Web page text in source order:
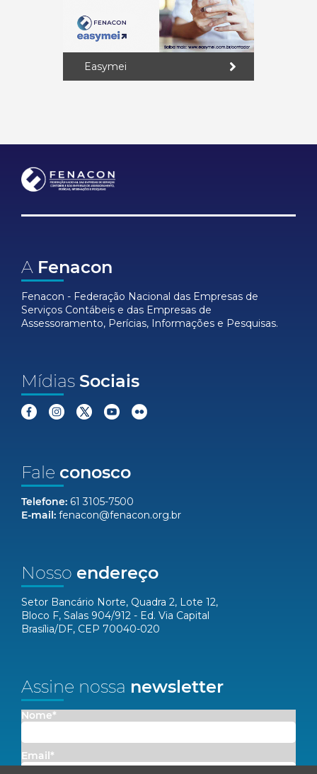
Easymei
A Fenacon
Fenacon - Federação Nacional das Empresas de
Serviços Contábeis e das Empresas de
Assessoramento, Perícias, Informações e Pesquisas.
Mídias Sociais
Fale conosco
Telefone: 61 3105-7500
E-mail: fenacon@fenacon.org.br
Nosso endereço
Setor Bancário Norte, Quadra 2, Lote 12,
Bloco F, Salas 904/912 - Ed. Via Capital
Brasília/DF, CEP 70040-020
Assine nossa newsletter
Nome*
Email*